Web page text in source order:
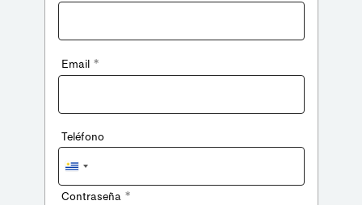
Email *
Teléfono
Uruguay
+598
Contraseña *